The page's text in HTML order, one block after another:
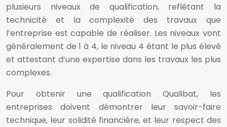
plusieurs niveaux de qualification, reflétant la
technicité et la complexité des travaux que
l’entreprise est capable de réaliser. Les niveaux vont
généralement de 1 à 4, le niveau 4 étant le plus élevé
et attestant d’une expertise dans les travaux les plus
complexes.
Pour obtenir une qualification Qualibat, les
entreprises doivent démontrer leur savoir-faire
technique, leur solidité financière, et leur respect des